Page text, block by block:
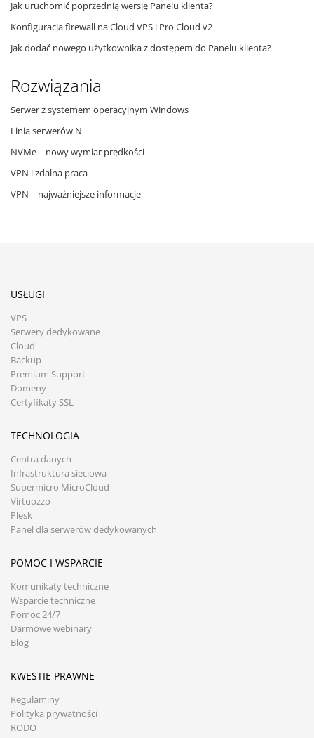
Jak uruchomić poprzednią wersję Panelu klienta?
Konfiguracja firewall na Cloud VPS i Pro Cloud v2
Jak dodać nowego użytkownika z dostępem do Panelu klienta?
Rozwiązania
Serwer z systemem operacyjnym Windows
Linia serwerów N
NVMe – nowy wymiar prędkości
VPN i zdalna praca
VPN – najważniejsze informacje
USŁUGI
VPS
Serwery dedykowane
Cloud
Backup
Premium Support
Domeny
Certyfikaty SSL
TECHNOLOGIA
Centra danych
Infrastruktura sieciowa
Supermicro MicroCloud
Virtuozzo
Plesk
Panel dla serwerów dedykowanych
POMOC I WSPARCIE
Komunikaty techniczne
Wsparcie techniczne
Pomoc 24/7
Darmowe webinary
Blog
KWESTIE PRAWNE
Regulaminy
Polityka prywatności
RODO